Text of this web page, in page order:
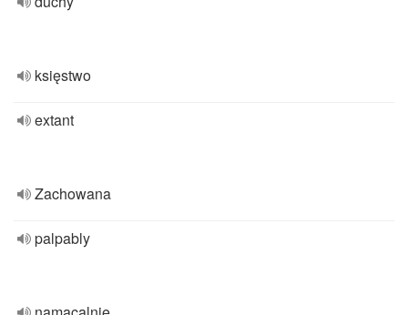
księstwo
extant
Zachowana
palpably